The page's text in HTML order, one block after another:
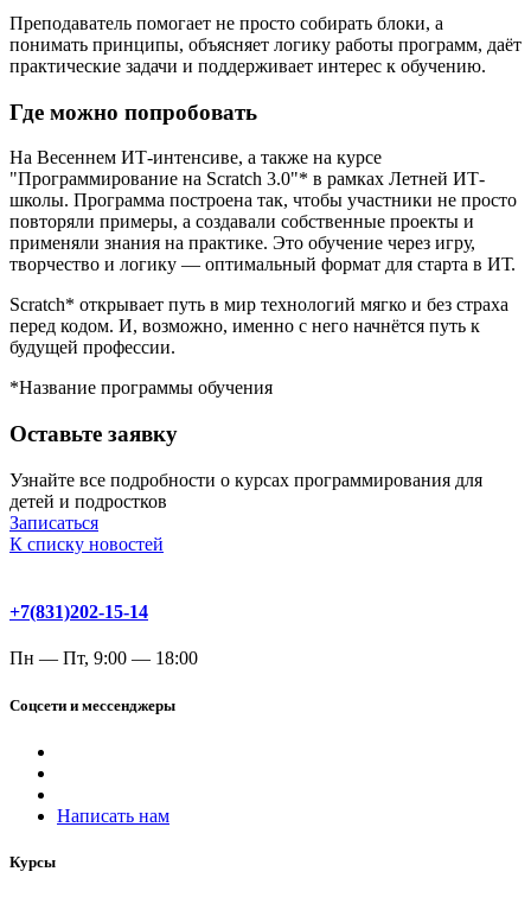
Преподаватель помогает не просто собирать блоки, а
понимать принципы, объясняет логику работы программ, даёт
практические задачи и поддерживает интерес к обучению.
Где можно попробовать
На Весеннем ИТ-интенсиве, а также на курсе
"Программирование на Scratch 3.0"* в рамках Летней ИТ-
школы. Программа построена так, чтобы участники не просто
повторяли примеры, а создавали собственные проекты и
применяли знания на практике. Это обучение через игру,
творчество и логику — оптимальный формат для старта в ИТ.
Scratch* открывает путь в мир технологий мягко и без страха
перед кодом. И, возможно, именно с него начнётся путь к
будущей профессии.
*Название программы обучения
Оставьте заявку
Узнайте все подробности о курсах программирования для
детей и подростков
Записаться
К списку новостей
+7(831)202-15-14
Пн — Пт, 9:00 — 18:00
Соцсети и мессенджеры
Написать нам
Курсы